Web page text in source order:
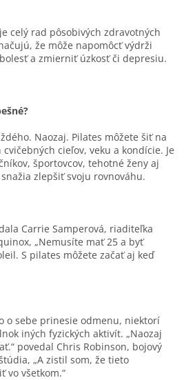
celý rad pôsobivých zdravotných
že môže napomôcť výdrži
a zmierniť úzkosť či depresiu.
Naozaj. Pilates môžete šiť na
cieľov, veku a kondície. Je
športovcov, tehotné ženy aj
zlepšiť svoju rovnováhu.
Carrie Samperová, riaditeľka
„Nemusíte mať 25 a byť
S pilates môžete začať aj keď
o sebe prinesie odmenu, niektorí
iných fyzických aktivít. „Naozaj
povedal Chris Robinson, bojový
„A zistil som, že tieto
vo všetkom.“